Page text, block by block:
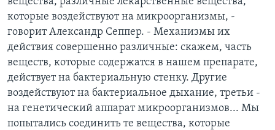
которые воздействуют на микроорганизмы, -
говорит Александр Сеппер. - Механизмы их
действия совершенно различные: скажем, часть
веществ, которые содержатся в нашем препарате,
действует на бактериальную стенку. Другие
воздействуют на бактериальное дыхание, третьи -
на генетический аппарат микроорганизмов... Мы
попытались соединить те вещества, которые